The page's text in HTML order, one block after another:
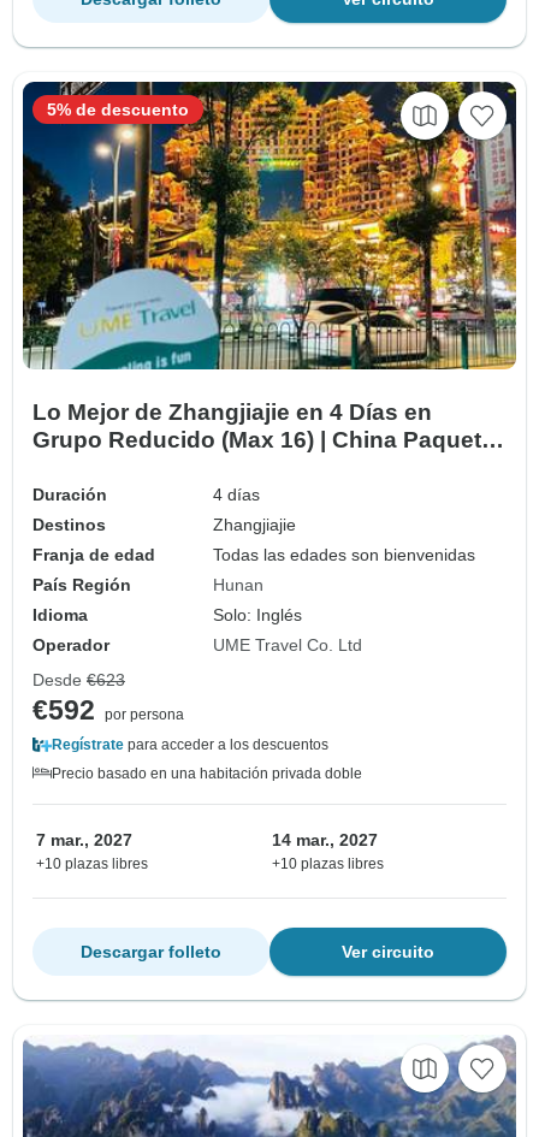
Lo Mejor de Zhangjiajie en 4 Días en
Grupo Reducido (Max 16) | China Paquete
Duración
4 días
Destinos
Zhangjiajie
Franja de edad
Todas las edades son bienvenidas
País Región
Hunan
Idioma
Solo: Inglés
Operador
UME Travel Co. Ltd
5% de descuento
Desde €623
€592
por persona
Regístrate para acceder a los descuentos
Precio basado en una habitación privada doble
7 mar., 2027
+10 plazas libres
14 mar., 2027
+10 plazas libres
Ver circuito
Descargar folleto